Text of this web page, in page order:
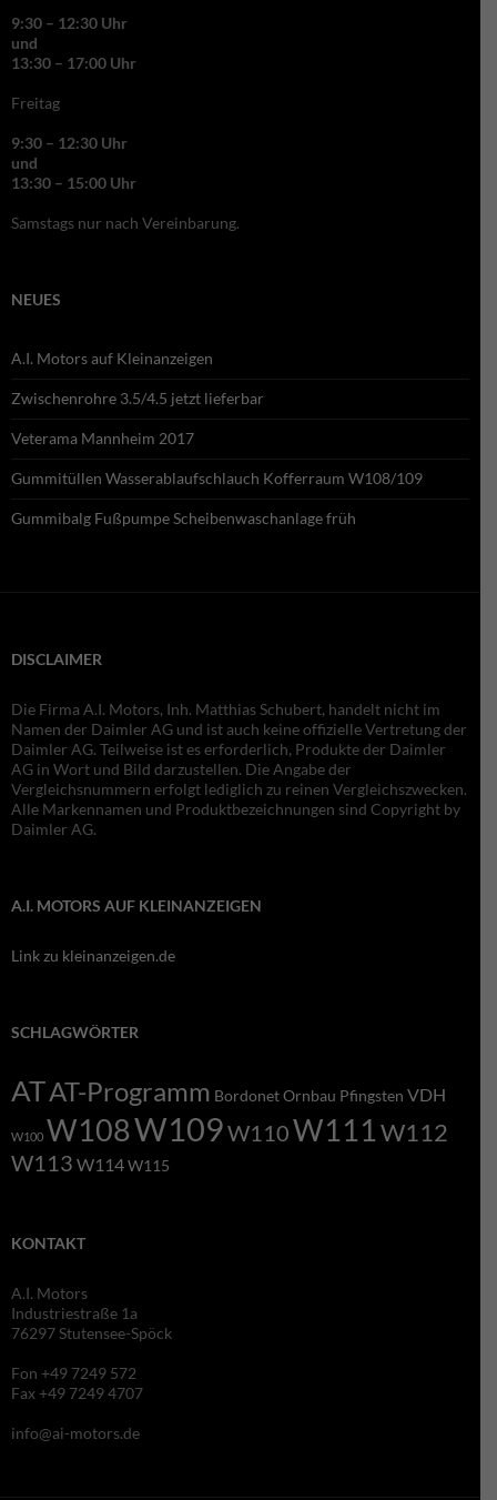
9:30 – 12:30 Uhr
und
13:30 – 17:00 Uhr
Freitag
9:30 – 12:30 Uhr
und
13:30 – 15:00 Uhr
Samstags nur nach Vereinbarung.
NEUES
A.I. Motors auf Kleinanzeigen
Zwischenrohre 3.5/4.5 jetzt lieferbar
Veterama Mannheim 2017
Gummitüllen Wasserablaufschlauch Kofferraum W108/109
Gummibalg Fußpumpe Scheibenwaschanlage früh
DISCLAIMER
Die Firma A.I. Motors, Inh. Matthias Schubert, handelt nicht im
Namen der Daimler AG und ist auch keine offizielle Vertretung der
Daimler AG. Teilweise ist es erforderlich, Produkte der Daimler
AG in Wort und Bild darzustellen. Die Angabe der
Vergleichsnummern erfolgt lediglich zu reinen Vergleichszwecken.
Alle Markennamen und Produktbezeichnungen sind Copyright by
Daimler AG.
A.I. MOTORS AUF KLEINANZEIGEN
Link zu kleinanzeigen.de
SCHLAGWÖRTER
ATAT-Programm BordonetOrnbau Pfingsten VDH
W100 W108W109W110W111W112
W113 W114W115
KONTAKT
A.I. Motors
Industriestraße 1a
76297 Stutensee-Spöck
Fon +49 7249 572
Fax +49 7249 4707
info@ai-motors.de